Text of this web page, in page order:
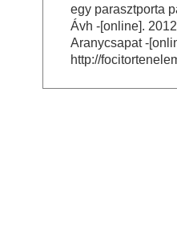
egy parasztporta
Ávh -[online].
Aranycsapat -
http://